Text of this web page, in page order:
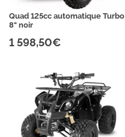
Quad 125cc automatique Turbo
8" noir
1 598,50€